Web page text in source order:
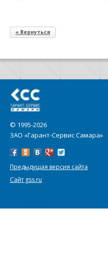
« Вернуться
© 1995-2026
ЗАО «Гарант-Сервис Самара»
Предыдущая версия сайта
Сайт gss.ru